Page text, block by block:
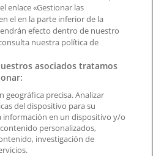
enlace «Gestionar las
el en la parte inferior de la
efecto dentro de nuestro
nuestra política de
asociados tratamos
geográfica precisa. Analizar
del dispositivo para su
información en un dispositivo y/o
personalizados,
investigación de